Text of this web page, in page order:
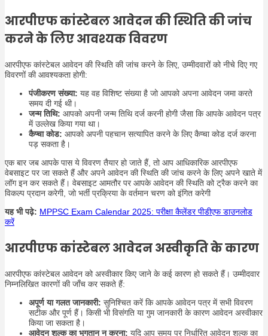
आरपीएफ कांस्टेबल आवेदन की स्थिति की जांच
करने के लिए आवश्यक विवरण
आरपीएफ कांस्टेबल आवेदन की स्थिति की जांच करने के लिए, उम्मीदवारों को नीचे दिए गए
विवरणों की आवश्यकता होगी:
पंजीकरण संख्या: यह वह विशिष्ट संख्या है जो आपको अपना आवेदन जमा करते
समय दी गई थी।
जन्म तिथि: आपको अपनी जन्म तिथि दर्ज करनी होगी जैसा कि आपके आवेदन पत्र
में उल्लेख किया गया था।
कैप्चा कोड: आपको अपनी पहचान सत्यापित करने के लिए कैप्चा कोड दर्ज करना
पड़ सकता है।
एक बार जब आपके पास ये विवरण तैयार हो जाते हैं, तो आप आधिकारिक आरपीएफ
वेबसाइट पर जा सकते हैं और अपने आवेदन की स्थिति की जांच करने के लिए अपने खाते में
लॉग इन कर सकते हैं। वेबसाइट आमतौर पर आपके आवेदन की स्थिति को ट्रैक करने का
विकल्प प्रदान करेगी, जो भर्ती प्रक्रिया के वर्तमान चरण को इंगित करेगी
यह भी पढ़े: MPPSC Exam Calendar 2025: परीक्षा कैलेंडर पीडीएफ डाउनलोड
करें
आरपीएफ कांस्टेबल आवेदन अस्वीकृति के कारण
आरपीएफ कांस्टेबल आवेदन को अस्वीकार किए जाने के कई कारण हो सकते हैं। उम्मीदवार
निम्नलिखित कारणों की जाँच कर सकते हैं:
अपूर्ण या गलत जानकारी: सुनिश्चित करें कि आपके आवेदन पत्र में सभी विवरण
सटीक और पूर्ण हैं। किसी भी विसंगति या गुम जानकारी के कारण आवेदन अस्वीकार
किया जा सकता है।
आवेदन शुल्क का भुगतान न करना: यदि आप समय पर निर्धारित आवेदन शुल्क का